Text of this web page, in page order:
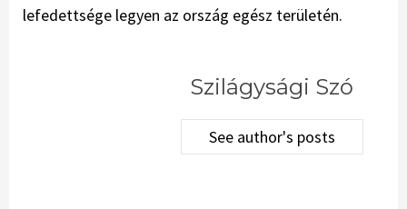
lefedettsége legyen az ország egész területén.
Szilágysági Szó
See author's posts